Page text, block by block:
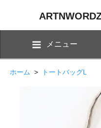
メニュー
ホーム > トートバッグL